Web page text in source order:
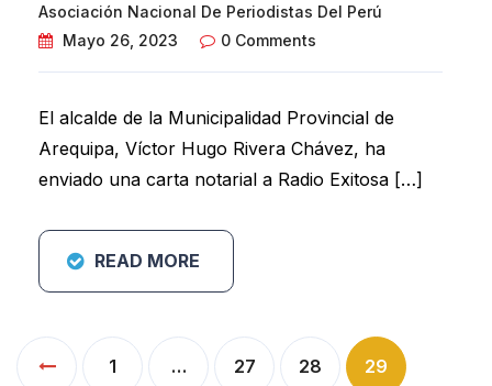
Asociación Nacional De Periodistas Del Perú
Mayo 26, 2023
0 Comments
El alcalde de la Municipalidad Provincial de
Arequipa, Víctor Hugo Rivera Chávez, ha
enviado una carta notarial a Radio Exitosa […]
READ MORE
Paginación
1 … 27 28 29